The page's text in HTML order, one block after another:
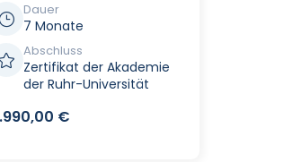
Dauer
7 Monate
Abschluss
Zertifikat der Akademie
der Ruhr-Universität
€